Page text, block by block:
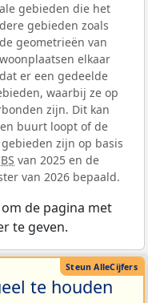
gebieden die het
gebieden zoals
geometrieën van
elkaar
er een gedeelde
waarbij ze op
zijn. Dit kan
buurt loopt of de
zijn op basis
van 2025 en de
van 2026 bepaald.
de pagina met
te geven.
te houden